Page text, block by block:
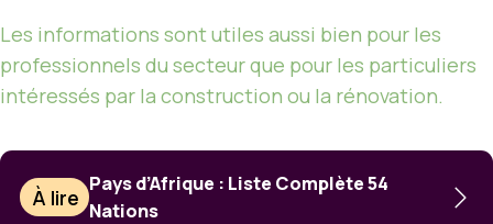
Les informations sont utiles aussi bien pour les
professionnels du secteur que pour les particuliers
intéressés par la construction ou la rénovation.
À lire
Pays d’Afrique : Liste Complète 54
Nations